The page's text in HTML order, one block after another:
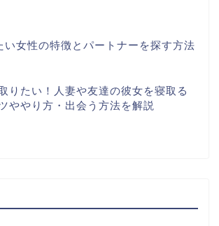
い女性の特徴とパートナーを探す方法
りたい！人妻や友達の彼女を寝取る
ややり方・出会う方法を解説